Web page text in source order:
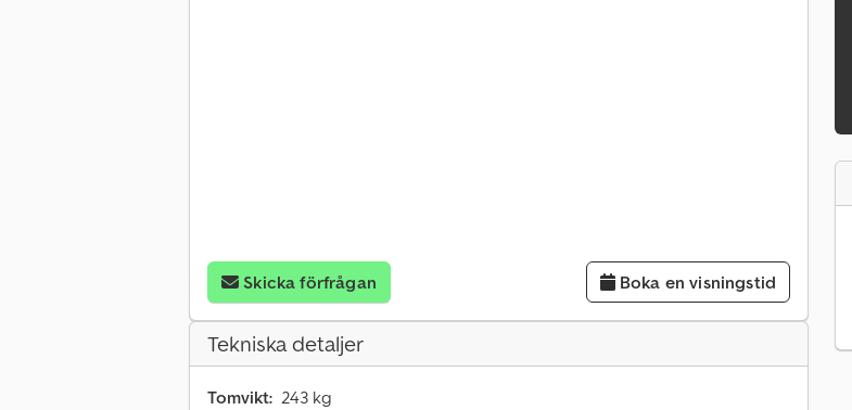
Skicka förfrågan Boka en visningstid
Tekniska detaljer
Tomvikt: 243 kg